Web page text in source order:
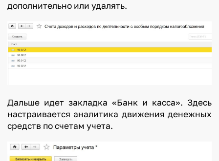
дополнительно или удалять.
Дальше идет закладка «Банк и касса». Здесь
настраивается аналитика движения денежных
средств по счетам учета.